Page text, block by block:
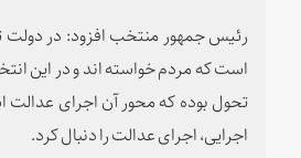
رئیس جمهور منتخب افزود: در
است که مردم خواسته اند و در این
تحول بوده که محور آن اجرای عدالت
اجرایی، اجرای عدالت را دنبال کرد.